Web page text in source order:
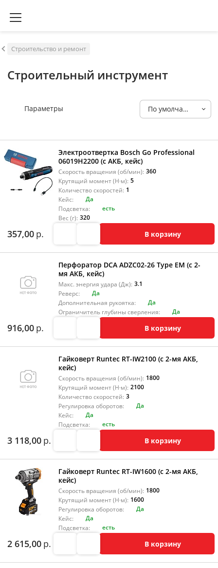
Строительство и ремонт
Строительный инструмент
Параметры По умолчанию
Электроотвертка Bosch Go Professional
06019H2200 (с АКБ, кейс)
Скорость вращения (об/мин): 360
Крутящий момент (Н·м): 5
Количество скоростей: 1
Кейс:
Да
Подсветка:
есть
Вес (г): 320
357,00 р. В корзину
Перфоратор DCA ADZC02-26 Type EM (с 2-
мя АКБ, кейс)
Макс. энергия удара (Дж): 3.1
Реверс:
Да
Дополнительная рукоятка:
Да
Ограничитель глубины сверления:
Да
916,00 р. В корзину
Гайковерт Runtec RT-IW2100 (с 2-мя АКБ,
кейс)
Скорость вращения (об/мин): 1800
Крутящий момент (Н·м): 2100
Количество скоростей: 3
Регулировка оборотов:
Да
Кейс:
Да
Подсветка:
есть
3 118,00 р. В корзину
Гайковерт Runtec RT-IW1600 (с 2-мя АКБ,
кейс)
Скорость вращения (об/мин): 1800
Крутящий момент (Н·м): 1600
Регулировка оборотов:
Да
Кейс:
Да
Подсветка:
есть
2 615,00 р. В корзину